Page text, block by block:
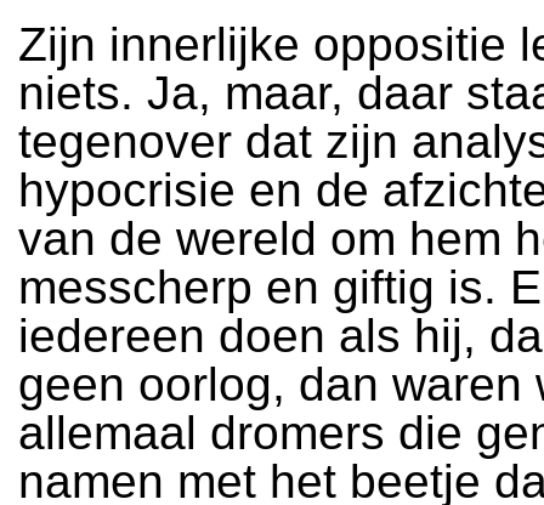
Zijn innerlijke oppositie
niets. Ja, maar, daar
tegenover dat zijn
hypocrisie en de
van de wereld om hem
messcherp en giftig is.
iedereen doen als hij,
geen oorlog, dan waren
allemaal dromers die
namen met het beetje